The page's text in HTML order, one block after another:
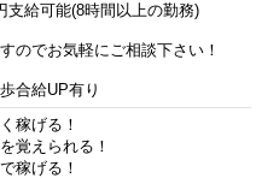
支給可能(8時間以上の勤務)
のでお気軽にご相談下さい！
合給UP有り
稼げる！
覚えられる！
稼げる！